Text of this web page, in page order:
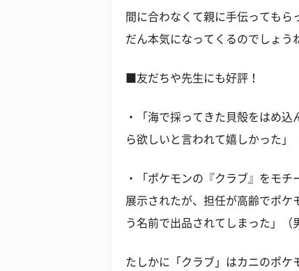
間に合わなくて親に手伝っても
だん本気になってくるのでしょう
■友だちや先生にも好評！
・「海で採ってきた貝殻をはめ
ら欲しいと言われて嬉しかった」
・「ポケモンの『クラブ』をモ
展示されたが、担任が高齢でポケ
う名前で出品されてしまった」（
たしかに「クラブ」はカニのポ